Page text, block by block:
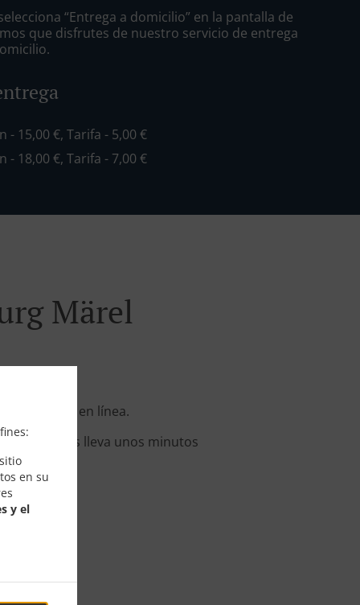
en su
y el
“Entrega a domicilio” en la pantalla de
que disfrutes de nuestro servicio de entrega
- 15,00 €, Tarifa - 5,00 €
- 18,00 €, Tarifa - 7,00 €
Märel
su pedido en línea.
listo. Nos lleva unos minutos